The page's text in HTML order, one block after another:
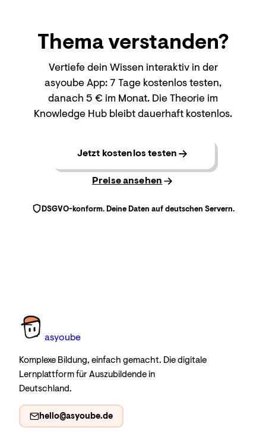
Themaverstanden?
Vertiefe dein Wissen interaktiv in der
asyoube App: 7 Tage kostenlos testen,
danach 5 € im Monat. Die Theorie im
Knowledge Hub bleibt dauerhaft kostenlos.
Jetzt kostenlos testen
Preise ansehen
DSGVO-konform. Deine Daten auf deutschen Servern.
asyoube
Komplexe Bildung, einfach gemacht. Die digitale
Lernplattform für Auszubildende in
Deutschland.
hello@asyoube.de